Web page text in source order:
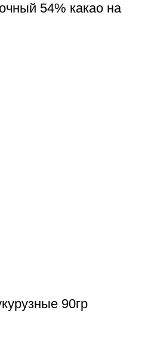
54% какао на
90гр